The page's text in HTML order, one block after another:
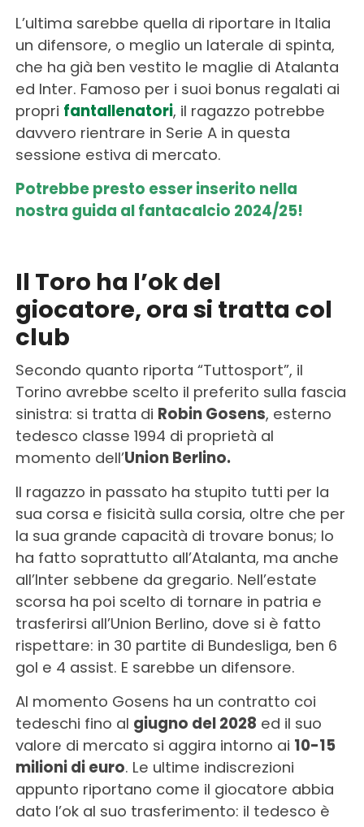
L’ultima sarebbe quella di riportare in Italia
un difensore, o meglio un laterale di spinta,
che ha già ben vestito le maglie di Atalanta
ed Inter. Famoso per i suoi bonus regalati ai
propri fantallenatori, il ragazzo potrebbe
davvero rientrare in Serie A in questa
sessione estiva di mercato.
Potrebbe presto esser inserito nella
nostra guida al fantacalcio 2024/25!
Il Toro ha l’ok del
giocatore, ora si tratta col
club
Secondo quanto riporta “Tuttosport”, il
Torino avrebbe scelto il preferito sulla fascia
sinistra: si tratta di Robin Gosens, esterno
tedesco classe 1994 di proprietà al
momento dell’Union Berlino.
Il ragazzo in passato ha stupito tutti per la
sua corsa e fisicità sulla corsia, oltre che per
la sua grande capacità di trovare bonus; lo
ha fatto soprattutto all’Atalanta, ma anche
all’Inter sebbene da gregario. Nell’estate
scorsa ha poi scelto di tornare in patria e
trasferirsi all’Union Berlino, dove si è fatto
rispettare: in 30 partite di Bundesliga, ben 6
gol e 4 assist. E sarebbe un difensore.
Al momento Gosens ha un contratto coi
tedeschi fino al giugno del 2028 ed il suo
valore di mercato si aggira intorno ai 10-15
milioni di euro. Le ultime indiscrezioni
appunto riportano come il giocatore abbia
dato l’ok al suo trasferimento: il tedesco è